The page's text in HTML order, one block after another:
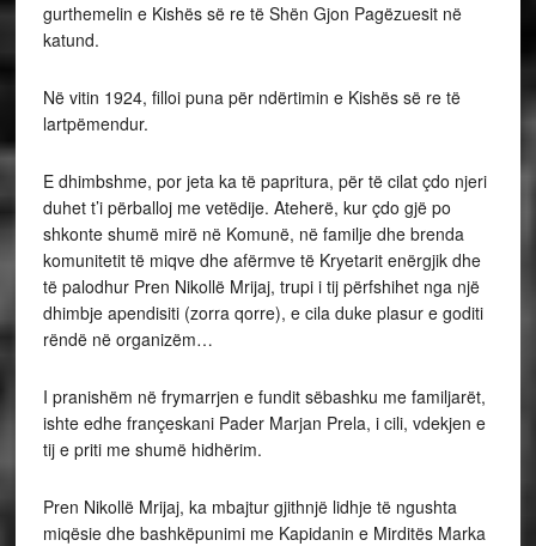
gurthemelin e Kishës së re të Shën Gjon Pagëzuesit në
katund.
Në vitin 1924, filloi puna për ndërtimin e Kishës së re të
lartpëmendur.
E dhimbshme, por jeta ka të papritura, për të cilat çdo njeri
duhet t’i përballoj me vetëdije. Ateherë, kur çdo gjë po
shkonte shumë mirë në Komunë, në familje dhe brenda
komunitetit të miqve dhe afërmve të Kryetarit enërgjik dhe
të palodhur Pren Nikollë Mrijaj, trupi i tij përfshihet nga një
dhimbje apendisiti (zorra qorre), e cila duke plasur e goditi
rëndë në organizëm…
I pranishëm në frymarrjen e fundit sëbashku me familjarët,
ishte edhe françeskani Pader Marjan Prela, i cili, vdekjen e
tij e priti me shumë hidhërim.
Pren Nikollë Mrijaj, ka mbajtur gjithnjë lidhje të ngushta
miqësie dhe bashkëpunimi me Kapidanin e Mirditës Marka